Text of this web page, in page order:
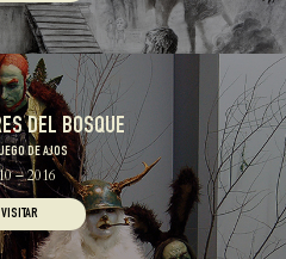
DEL BOSQUE
DE AJOS
– 2016
VISITAR